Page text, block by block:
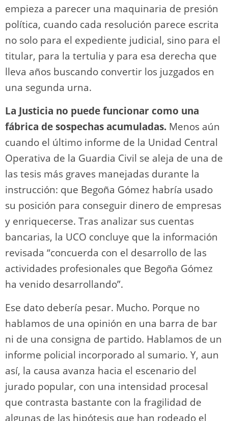
empieza a parecer una maquinaria de presión
política, cuando cada resolución parece escrita
no solo para el expediente judicial, sino para el
titular, para la tertulia y para esa derecha que
lleva años buscando convertir los juzgados en
una segunda urna.
La Justicia no puede funcionar como una
fábrica de sospechas acumuladas. Menos aún
cuando el último informe de la Unidad Central
Operativa de la Guardia Civil se aleja de una de
las tesis más graves manejadas durante la
instrucción: que Begoña Gómez habría usado
su posición para conseguir dinero de empresas
y enriquecerse. Tras analizar sus cuentas
bancarias, la UCO concluye que la información
revisada “concuerda con el desarrollo de las
actividades profesionales que Begoña Gómez
ha venido desarrollando”.
Ese dato debería pesar. Mucho. Porque no
hablamos de una opinión en una barra de bar
ni de una consigna de partido. Hablamos de un
informe policial incorporado al sumario. Y, aun
así, la causa avanza hacia el escenario del
jurado popular, con una intensidad procesal
que contrasta bastante con la fragilidad de
algunas de las hipótesis que han rodeado el